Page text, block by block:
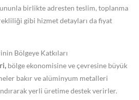
birlikte adresten teslim, toplanma
gibi hizmet detayları da fiyat
Bölgeye Katkıları
bölge ekonomisine ve çevresine büyük
bakır ve alüminyum metalleri
yerli üretime destek verirler.